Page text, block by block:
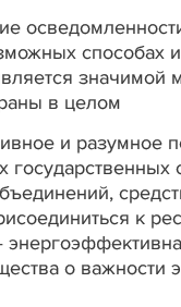
способах
значимой
в целом
и разумное
к
о важности